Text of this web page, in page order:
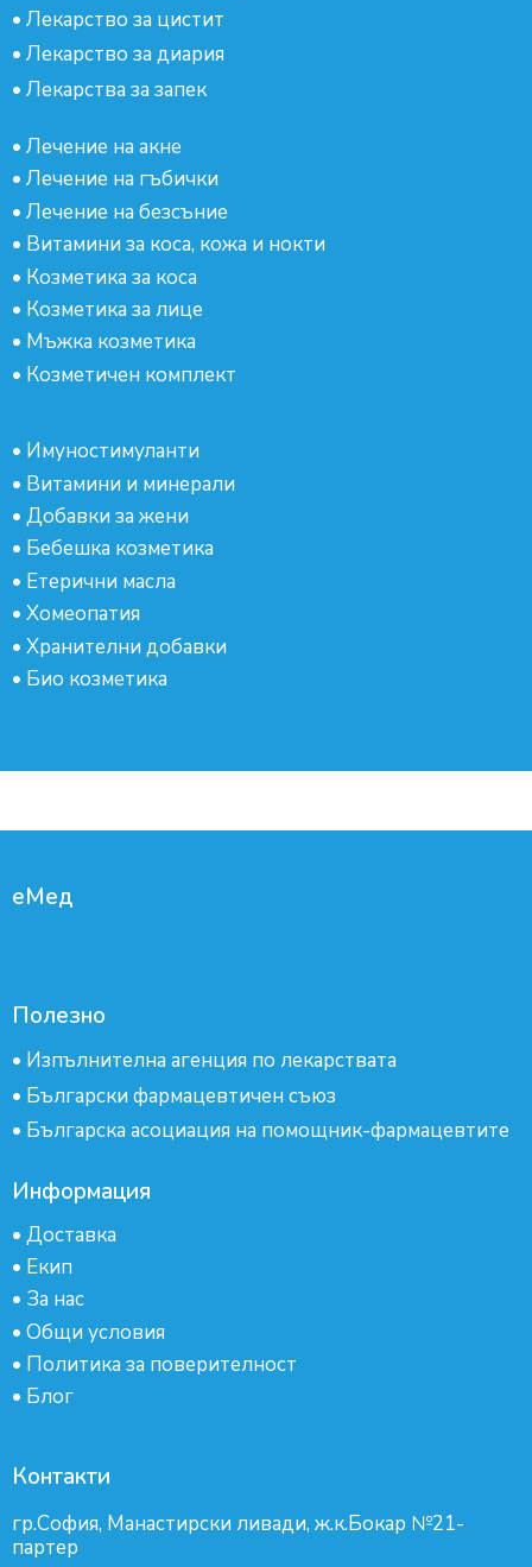
• Лекарство за цистит
• Лекарство за диария
• Лекарства за запек
• Лечение на акне
• Лечение на гъбички
• Лечение на безсъние
• Витамини за коса, кожа и нокти
• Козметика за коса
• Козметика за лице
• Мъжка козметика
• Козметичен комплект
• Имуностимуланти
• Витамини и минерали
• Добавки за жени
• Бебешка козметика
• Етерични масла
• Хомеопатия
• Хранителни добавки
• Био козметика
еМед
Полезно
• Изпълнителна агенция по лекарствата
• Български фармацевтичен съюз
• Българска асоциация на помощник-фармацевтите
Информация
• Доставка
• Екип
• За нас
• Общи условия
• Политика за поверителност
• Блог
Контакти
гр.София, Манастирски ливади, ж.к.Бокар №21-
партер